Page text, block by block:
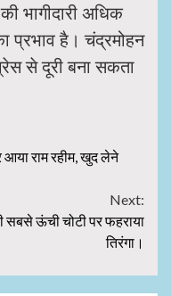
भागीदारी अधिक
प्रभाव है। चंद्रमोहन
से दूरी बना सकता
आया राम रहीम, खुद लेने
Next:
सबसे ऊंची चोटी पर फहराया
तिरंगा।